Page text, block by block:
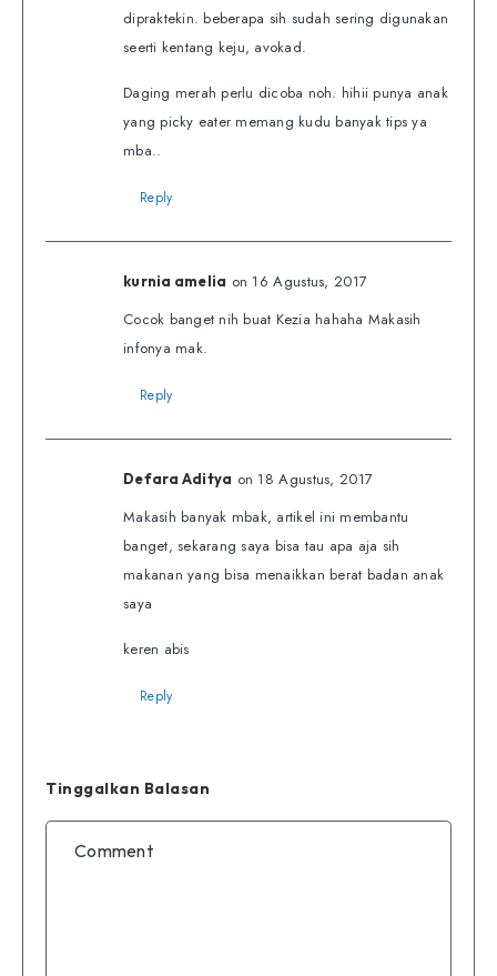
dipraktekin. beberapa sih sudah sering digunakan
seerti kentang keju, avokad.
Daging merah perlu dicoba noh. hihii punya anak
yang picky eater memang kudu banyak tips ya
mba..
Reply
kurnia amelia on 16 Agustus, 2017
Cocok banget nih buat Kezia hahaha Makasih
infonya mak.
Reply
Defara Aditya on 18 Agustus, 2017
Makasih banyak mbak, artikel ini membantu
banget, sekarang saya bisa tau apa aja sih
makanan yang bisa menaikkan berat badan anak
saya
keren abis
Reply
Tinggalkan Balasan